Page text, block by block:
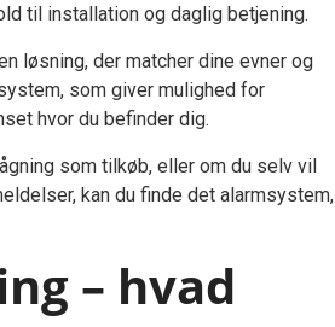
til installation og daglig betjening.
løsning, der matcher dine evner og
som giver mulighed for
hvor du befinder dig.
som tilkøb, eller om du selv vil
kan du finde det alarmsystem,
– hvad